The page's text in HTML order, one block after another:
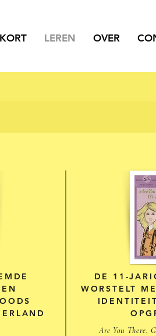
LEREN OVER
DE 11-
WORSTELT
Are You There,